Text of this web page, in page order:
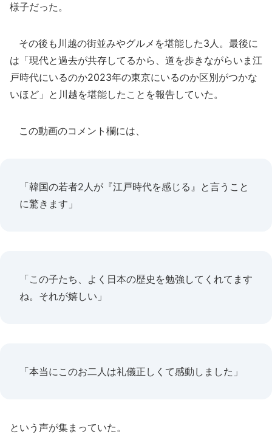
様子だった。
その後も川越の街並みやグルメを堪能した3人。最後に
は「現代と過去が共存してるから、道を歩きながらいま江
戸時代にいるのか2023年の東京にいるのか区別がつかな
いほど」と川越を堪能したことを報告していた。
この動画のコメント欄には、
「韓国の若者2人が『江戸時代を感じる』と言うこと
に驚きます」
「この子たち、よく日本の歴史を勉強してくれてます
ね。それが嬉しい」
「本当にこのお二人は礼儀正しくて感動しました」
という声が集まっていた。